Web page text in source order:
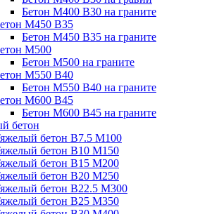
Бетон М400 В30 на граните
М450 В35
Бетон М450 В35 на граните
М500
Бетон М500 на граните
М550 В40
Бетон М550 В40 на граните
М600 В45
Бетон М600 В45 на граните
бетон
бетон В7.5 М100
бетон В10 М150
бетон В15 М200
бетон В20 М250
бетон В22.5 М300
бетон В25 М350